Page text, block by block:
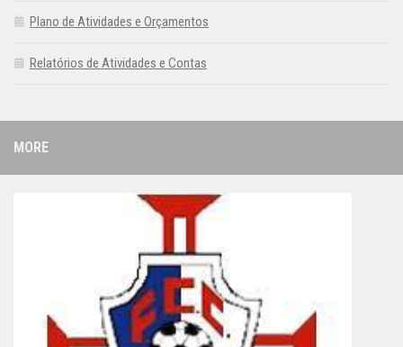
Plano de Atividades e Orçamentos
Relatórios de Atividades e Contas
MORE